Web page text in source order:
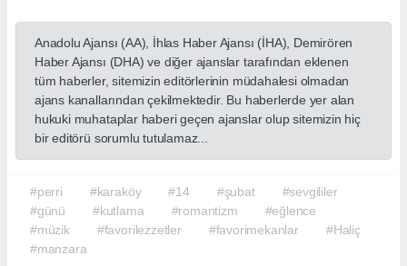
Anadolu Ajansı (AA), İhlas Haber Ajansı (İHA), Demirören
Haber Ajansı (DHA) ve diğer ajanslar tarafından eklenen
tüm haberler, sitemizin editörlerinin müdahalesi olmadan
ajans kanallarından çekilmektedir. Bu haberlerde yer alan
hukuki muhataplar haberi geçen ajanslar olup sitemizin hiç
bir editörü sorumlu tutulamaz...
#perri #karaköy #14 #şubat
#sevgililer
#günü
#kutlama #romantizm
#eğlence
#müzik
#favorilezzetler #favorimekanlar
#Haliç
#manzara